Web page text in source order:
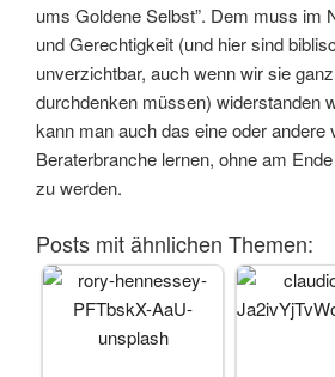
ums Goldene Selbst”. Dem muss im
und Gerechtigkeit (und hier sind
unverzichtbar, auch wenn wir sie
durchdenken müssen) widerstanden
kann man auch das eine oder andere
Beraterbranche lernen, ohne am
zu werden.
Posts mit ähnlichen Themen: